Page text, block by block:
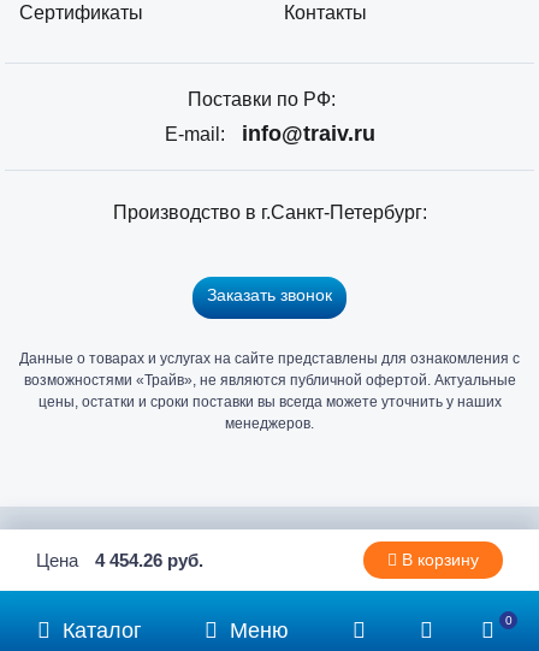
Цена 4 454.26 руб. В корзину
Сертификаты
Контакты
Поставки по РФ:
E-mail:
info@traiv.ru
Производство в г.Санкт-Петербург:
Заказать звонок
Данные о товарах и услугах на сайте представлены для ознакомления с
возможностями «Трайв», не являются публичной офертой. Актуальные
цены, остатки и сроки поставки вы всегда можете уточнить у наших
менеджеров.
Главный
в
Петербурге
2006 - 2026 © Компания «Трайв» производитель и дистрибьютор
Политика конфиденциальности
Каталог Меню 0